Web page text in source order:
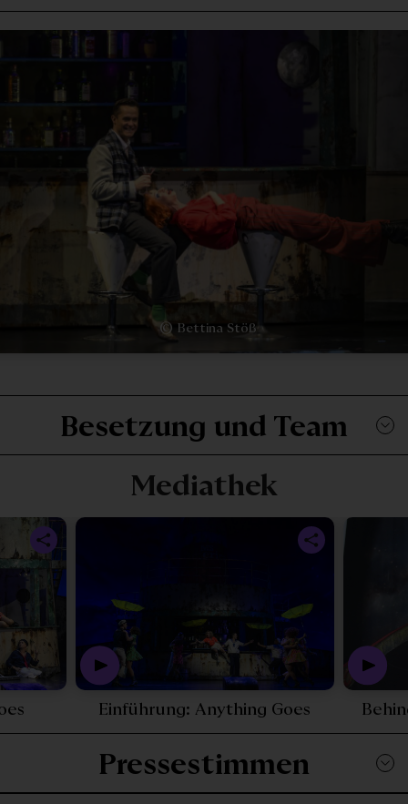
© Bettina Stöß
Besetzung und Team
Mediathek
Anything Goes - 25231
Play Video - Trailer: Anything Goes - 25314
Einführung: Anything Goes Play Video
Pressestimmen